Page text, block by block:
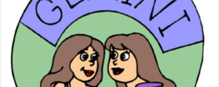
الجوزاء
مواليد
ومشاهير
البرج
وتوقعاته
للرجل
والمرأة
مغلقة